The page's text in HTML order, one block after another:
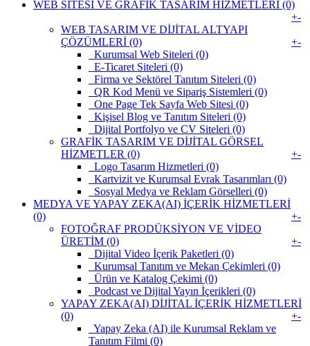
WEB SİTESİ VE GRAFİK TASARIM HİZMETLERİ (0)
+-
WEB TASARIM VE DİJİTAL ALTYAPI
ÇÖZÜMLERİ (0)
+-
Kurumsal Web Siteleri (0)
E-Ticaret Siteleri (0)
Firma ve Sektörel Tanıtım Siteleri (0)
QR Kod Menü ve Sipariş Sistemleri (0)
One Page Tek Sayfa Web Sitesi (0)
Kişisel Blog ve Tanıtım Siteleri (0)
Dijital Portfolyo ve CV Siteleri (0)
GRAFİK TASARIM VE DİJİTAL GÖRSEL
HİZMETLER (0)
+-
Logo Tasarım Hizmetleri (0)
Kartvizit ve Kurumsal Evrak Tasarımları (0)
Sosyal Medya ve Reklam Görselleri (0)
MEDYA VE YAPAY ZEKA(AI) İÇERİK HİZMETLERİ
(0)
+-
FOTOĞRAF PRODÜKSİYON VE VİDEO
ÜRETİM (0)
+-
Dijital Video İçerik Paketleri (0)
Kurumsal Tanıtım ve Mekan Çekimleri (0)
Ürün ve Katalog Çekimi (0)
Podcast ve Dijital Yayın İçerikleri (0)
YAPAY ZEKA(AI) DİJİTAL İÇERİK HİZMETLERİ
(0)
+-
Yapay Zeka (AI) ile Kurumsal Reklam ve
Tanıtım Filmi (0)